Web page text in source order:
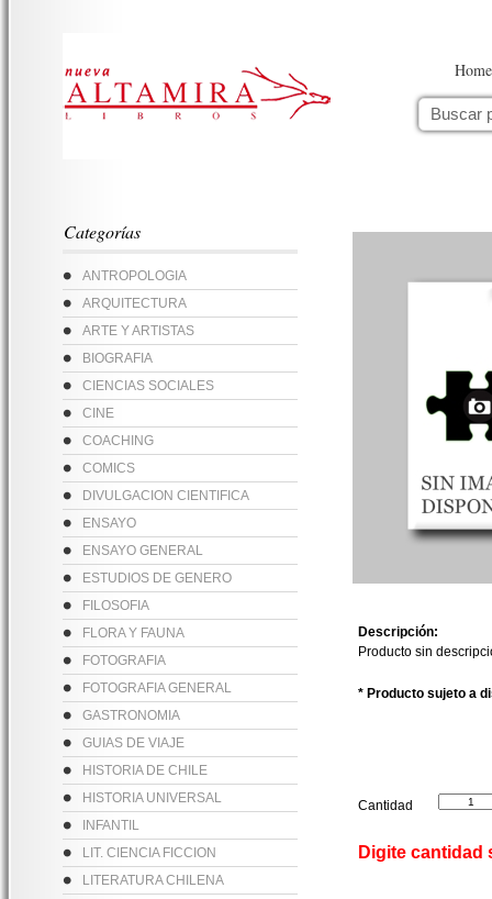
Home
Categorías
ANTROPOLOGIA
ARQUITECTURA
ARTE Y ARTISTAS
BIOGRAFIA
CIENCIAS SOCIALES
CINE
COACHING
COMICS
DIVULGACION CIENTIFICA
ENSAYO
ENSAYO GENERAL
ESTUDIOS DE GENERO
FILOSOFIA
FLORA Y FAUNA
FOTOGRAFIA
FOTOGRAFIA GENERAL
GASTRONOMIA
GUIAS DE VIAJE
HISTORIA DE CHILE
HISTORIA UNIVERSAL
INFANTIL
LIT. CIENCIA FICCION
LITERATURA CHILENA
Descripción:
Producto sin
* Producto sujeto a
Cantidad
Digite